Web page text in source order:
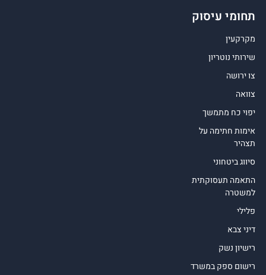
תחומי עיסוק
מקרקעין
שירותי נוטריון
צו ירושה
צוואה
יפוי כח מתמשך
אימות חתימה על
תצהיר
סיווג ביטחוני
התאמה תעסוקתית
למשטרה
פלילי
דיני צבא
רישיון נשק
רישום ספק במשרד